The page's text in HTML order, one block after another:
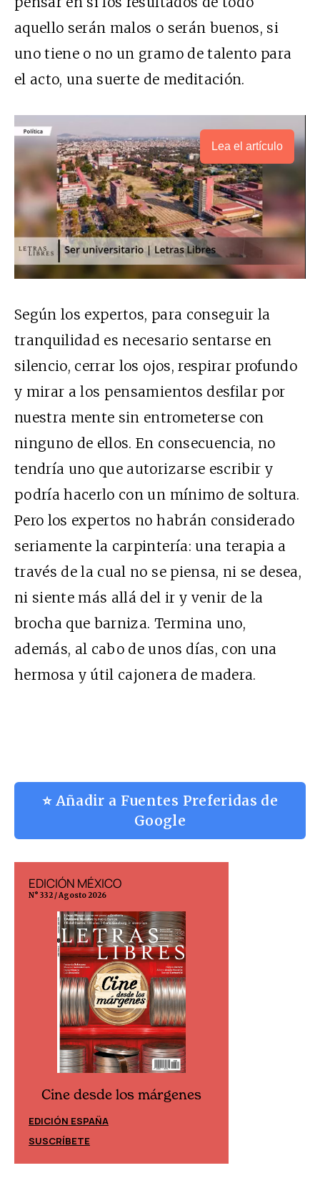
aquello serán malos o serán buenos, si
uno tiene o no un gramo de talento para
el acto, una suerte de meditación.
Lea el artículo
Según los expertos, para conseguir la
tranquilidad es necesario sentarse en
silencio, cerrar los ojos, respirar profundo
y mirar a los pensamientos desfilar por
nuestra mente sin entrometerse con
ninguno de ellos. En consecuencia, no
tendría uno que autorizarse escribir y
podría hacerlo con un mínimo de soltura.
Pero los expertos no habrán considerado
seriamente la carpintería: una terapia a
través de la cual no se piensa, ni se desea,
ni siente más allá del ir y venir de la
brocha que barniza. Termina uno,
además, al cabo de unos días, con una
hermosa y útil cajonera de madera.
⭐ Añadir a Fuentes Preferidas de
Google
EDICIÓN MÉXICO
N° 332 / Agosto 2026
Cine desde los márgenes
EDICIÓN ESPAÑA
SUSCRÍBETE